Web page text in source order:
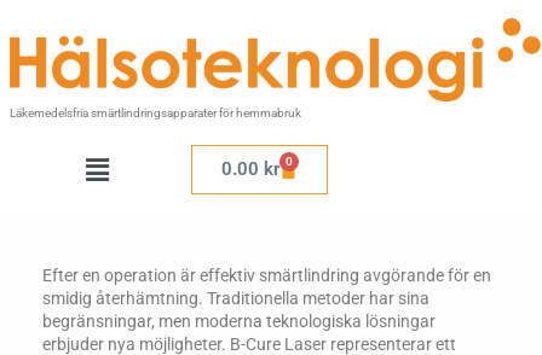
innehåll
Läkemedelsfria smärtlindringsapparater för hemmabruk
Meny 0.00 kr 0
Varukorg
Efter en operation är effektiv smärtlindring avgörande för en
smidig återhämtning. Traditionella metoder har sina
begränsningar, men moderna teknologiska lösningar
erbjuder nya möjligheter. B-Cure Laser representerar ett